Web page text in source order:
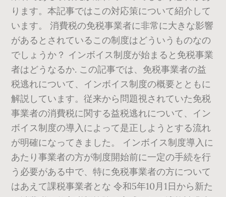
ります。本記事ではこの対応策について紹介して
います。 消費税の免税事業者に非常に大きな影響
があるとされているこの制度はどういうものなの
でしょうか？ インボイス制度が始まると免税事業
者はどうなるか. この記事では、免税事業者の益
税逃れについて、インボイス制度の概要とともに
解説しています。従来から問題視されていた免税
事業者の消費税に関する益税逃れについて、イン
ボイス制度の導入によって是正しようとする流れ
が明確になってきました。 インボイス制度導入に
あたり事業者の方が制度開始前に一定の手続を行
う必要がある中で、特に免税事業者の方について
はあえて課税事業者とな 令和5年10月1日から新た